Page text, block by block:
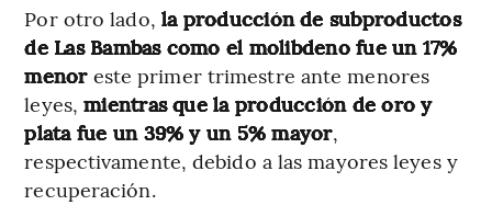
Por otro lado, la producción de subproductos
de Las Bambas como el molibdeno fue un 17%
menoreste primer trimestre ante menores
leyes,mientras que la producción de oro y
plata fue un 39% y un 5% mayor,
respectivamente, debido a las mayores leyes y
recuperación.